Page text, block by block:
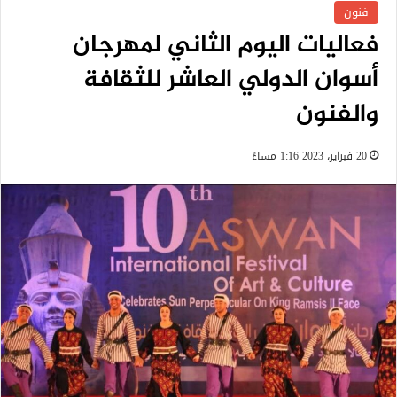
فنون
فعاليات اليوم الثاني لمهرجان
أسوان الدولي العاشر للثقافة
والفنون
20 فبراير، 2023 1:16 مساءً